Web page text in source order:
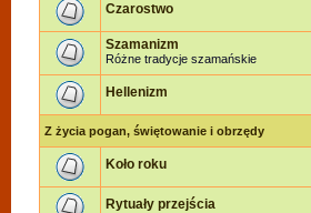
Czarostwo
Szamanizm
Różne tradycje szamańskie
Hellenizm
Z życia pogan, świętowanie i obrzędy
Koło roku
Rytuały przejścia